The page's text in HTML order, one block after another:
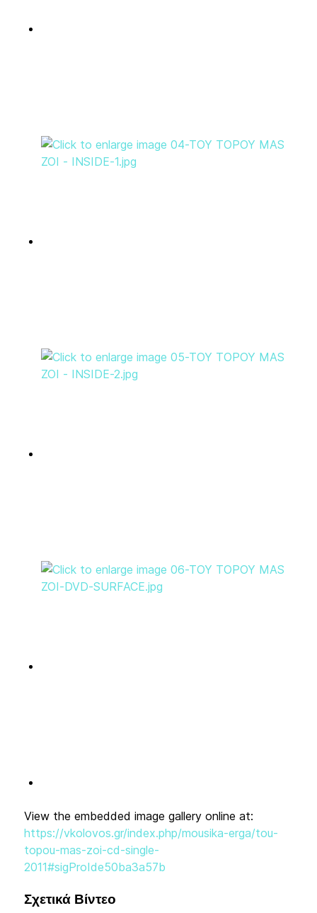
View the embedded image gallery online at:
https://vkolovos.gr/index.php/mousika-erga/tou-
topou-mas-zoi-cd-single-
2011#sigProIde50ba3a57b
Σχετικά Βίντεο